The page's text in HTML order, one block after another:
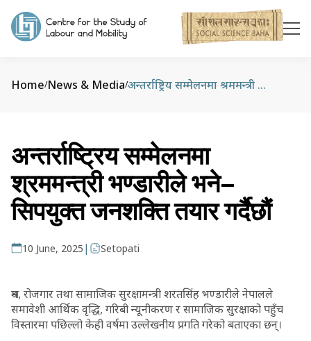
Home/News & Media/ अन्तर्राष्ट्रिय सम्मेलनमा श्रममन्त्री भण्डारीले भने– सिपयुक्त जनशक्ति तयार गर्दैछौं
अन्तर्राष्ट्रिय सम्मेलनमा
श्रममन्त्री भण्डारीले भने–
सिपयुक्त जनशक्ति तयार गर्दैछौं
10 June, 2025 | Setopati
श्रम, रोजगार तथा सामाजिक सुरक्षामन्त्री शरतसिंह भण्डारीले नेपालले
समावेशी आर्थिक वृद्धि, गरिबी न्यूनीकरण र सामाजिक सुरक्षाको पहुँच
विस्तारमा पछिल्लो केही वर्षमा उल्लेखनीय प्रगति गरेको बताएका छन्।